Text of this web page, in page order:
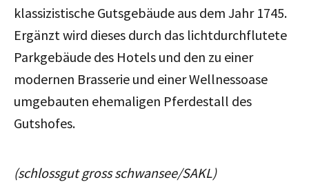
klassizistische Gutsgebäude aus dem Jahr 1745.
Ergänzt wird dieses durch das lichtdurchflutete
Parkgebäude des Hotels und den zu einer
modernen Brasserie und einer Wellnessoase
umgebauten ehemaligen Pferdestall des
Gutshofes.
(schlossgut gross schwansee/SAKL)